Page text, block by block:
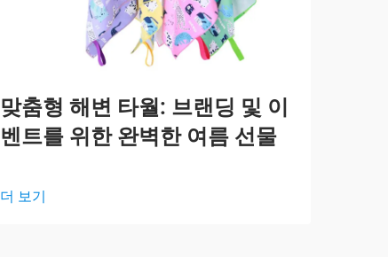
맞춤형 해변 타월: 브랜딩 및 이
벤트를 위한 완벽한 여름 선물
더 보기